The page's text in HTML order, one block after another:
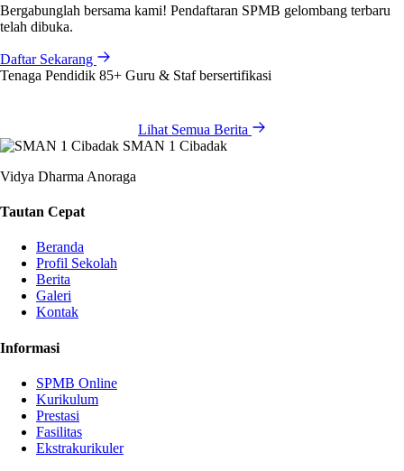
Bergabunglah bersama kami! Pendaftaran SPMB gelombang terbaru
telah dibuka.
Daftar Sekarang
Tenaga Pendidik 85+ Guru & Staf bersertifikasi
Lihat Semua Berita
SMAN 1 Cibadak
Vidya Dharma Anoraga
Tautan Cepat
Beranda
Profil Sekolah
Berita
Galeri
Kontak
Informasi
SPMB Online
Kurikulum
Prestasi
Fasilitas
Ekstrakurikuler